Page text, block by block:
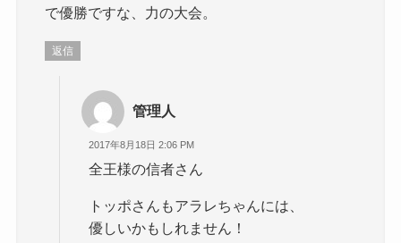
で優勝ですな、力の大会。
返信
管理人
2017年8月18日 2:06 PM
全王様の信者さん
トッポさんもアラレちゃんには、
優しいかもしれません！